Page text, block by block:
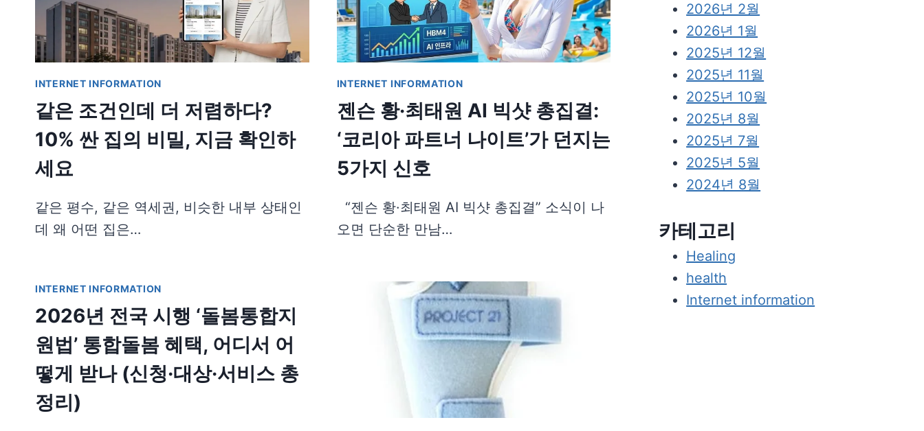
INTERNET INFORMATION
같은 조건인데 더 저렴하다?
10% 싼 집의 비밀, 지금 확인하
세요
같은 평수, 같은 역세권, 비슷한 내부 상태인
데 왜 어떤 집은…
INTERNET INFORMATION
젠슨 황·최태원 AI 빅샷 총집결:
‘코리아 파트너 나이트’가 던지는
5가지 신호
“젠슨 황·최태원 AI 빅샷 총집결” 소식이 나
오면 단순한 만남…
INTERNET INFORMATION
2026년 전국 시행 ‘돌봄통합지
원법’ 통합돌봄 혜택, 어디서 어
떻게 받나 (신청·대상·서비스 총
정리)
2026년 2월
2026년 1월
2025년 12월
2025년 11월
2025년 10월
2025년 8월
2025년 7월
2025년 5월
2024년 8월
카테고리
Healing
health
Internet information